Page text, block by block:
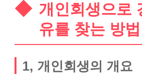
개인회생으로
유를 찾는 방법
1, 개인회생의 개요